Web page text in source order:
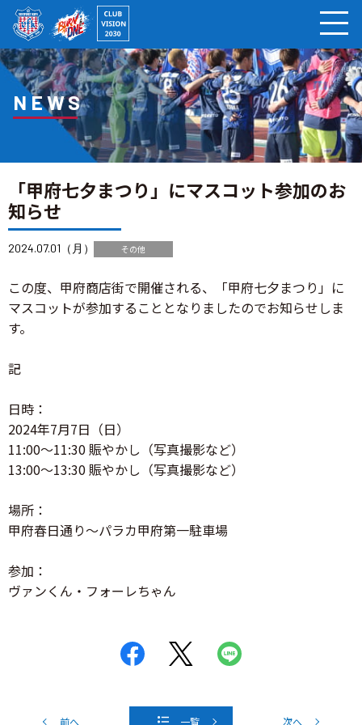
NEWS
「甲府七夕まつり」にマスコット参加のお
知らせ
2024.07.01（月） その他
この度、甲府商店街で開催される、「甲府七夕まつり」に
マスコットが参加することとなりましたのでお知らせしま
す。
記
日時：
2024年7月7日（日）
11:00～11:30 賑やかし（写真撮影など）
13:00～13:30 賑やかし（写真撮影など）
場所：
甲府春日通り～パラカ甲府第一駐車場
参加：
ヴァンくん・フォーレちゃん
前へ 一覧 次へ